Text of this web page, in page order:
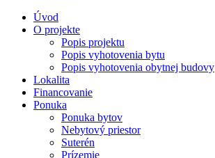
Úvod
O projekte
Popis projektu
Popis vyhotovenia bytu
Popis vyhotovenia obytnej budovy
Lokalita
Financovanie
Ponuka
Ponuka bytov
Nebytový priestor
Suterén
Prízemie